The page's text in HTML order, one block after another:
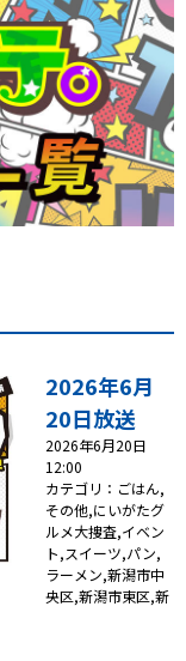
2026年6月
20日放送
2026年6月20日
12:00
カテゴリ：ごはん,
その他,にいがたグ
ルメ大捜査,イベン
ト,スイーツ,パン,
ラーメン,新潟市中
央区,新潟市東区,新